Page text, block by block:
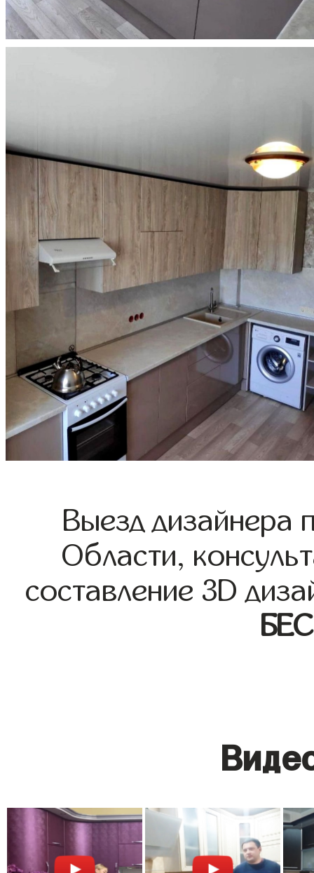
Выезд дизайнера
Области,
составление 3D